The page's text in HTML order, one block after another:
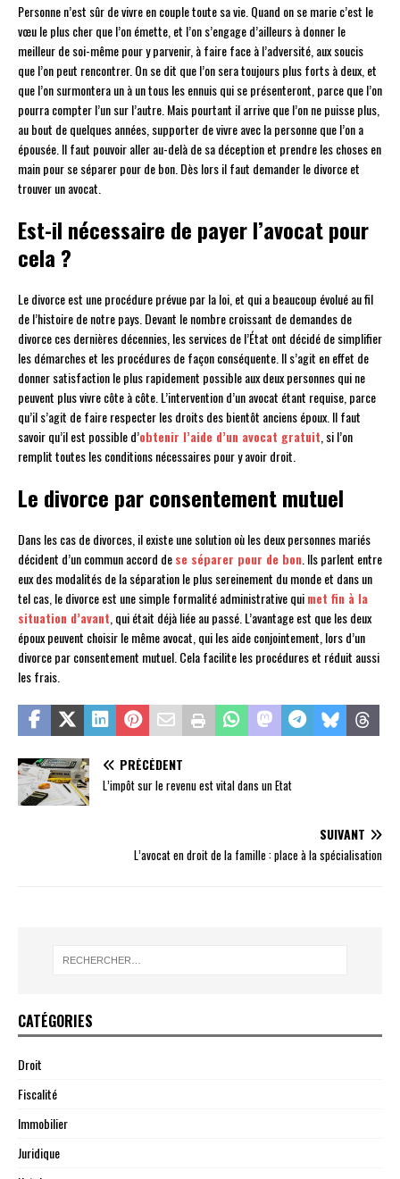
Personne n’est sûr de vivre en couple toute sa vie. Quand on se marie c’est le
vœu le plus cher que l’on émette, et l’on s’engage d’ailleurs à donner le
meilleur de soi-même pour y parvenir, à faire face à l’adversité, aux soucis
que l’on peut rencontrer. On se dit que l’on sera toujours plus forts à deux, et
que l’on surmontera un à un tous les ennuis qui se présenteront, parce que l’on
pourra compter l’un sur l’autre. Mais pourtant il arrive que l’on ne puisse plus,
au bout de quelques années, supporter de vivre avec la personne que l’on a
épousée. Il faut pouvoir aller au-delà de sa déception et prendre les choses en
main pour se séparer pour de bon. Dès lors il faut demander le divorce et
trouver un avocat.
Est-il nécessaire de payer l’avocat pour
cela ?
Le divorce est une procédure prévue par la loi, et qui a beaucoup évolué au fil
de l’histoire de notre pays. Devant le nombre croissant de demandes de
divorce ces dernières décennies, les services de l’État ont décidé de simplifier
les démarches et les procédures de façon conséquente. Il s’agit en effet de
donner satisfaction le plus rapidement possible aux deux personnes qui ne
peuvent plus vivre côte à côte. L’intervention d’un avocat étant requise, parce
qu’il s’agit de faire respecter les droits des bientôt anciens époux. Il faut
savoir qu’il est possible d’obtenir l’aide d’un avocat gratuit , si l’on
remplit toutes les conditions nécessaires pour y avoir droit.
Le divorce par consentement mutuel
Dans les cas de divorces, il existe une solution où les deux personnes mariés
décident d’un commun accord dese séparer pour de bon . Ils parlent entre
eux des modalités de la séparation le plus sereinement du monde et dans un
tel cas, le divorce est une simple formalité administrative quimet fin à la
situation d’avant , qui était déjà liée au passé. L’avantage est que les deux
époux peuvent choisir le même avocat, qui les aide conjointement, lors d’un
divorce par consentement mutuel. Cela facilite les procédures et réduit aussi
les frais.
PRÉCÉDENT
L’impôt sur le revenu est vital dans un Etat
SUIVANT
L’avocat en droit de la famille : place à la spécialisation
CATÉGORIES
Droit
Fiscalité
Immobilier
Juridique